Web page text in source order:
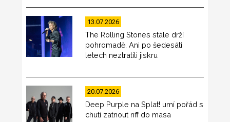
13.07.2026
The Rolling Stones stále drží
pohromadě. Ani po šedesáti
letech neztratili jiskru
20.07.2026
Deep Purple na Splat! umí pořád s
chutí zatnout riff do masa